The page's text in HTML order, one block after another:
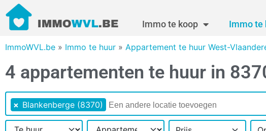
Immo te koop Immo te
ImmoWVL.be » Immo te huur » Appartement te huur West-
4 appartementen te huur in
× Blankenberge (8370)